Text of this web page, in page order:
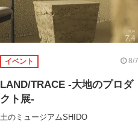
イベント 8/7
LAND/TRACE -大地のプロダ
クト展-
土のミュージアムSHIDO